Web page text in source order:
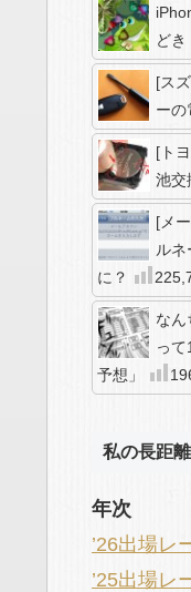
どき
[ス
ーの
[ト
池交
[メ
ルネ
に？
なん
っ
予想」
私の長距
年次
’26出場レ
’25出場レ